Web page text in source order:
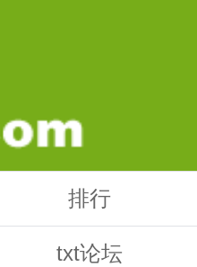
排行
txt论坛